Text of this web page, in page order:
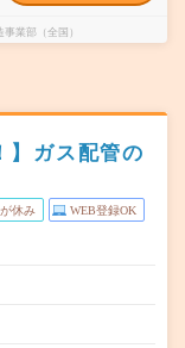
業部（全国）
】ガス配管の
休み WEB登録OK